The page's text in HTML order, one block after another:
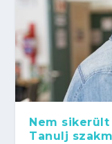
Nem
Tanulj